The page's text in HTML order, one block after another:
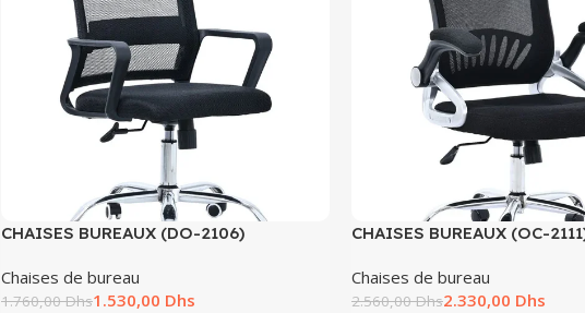
CHAISES BUREAUX (DO-2106)
Chaises de bureau
1.760,00Dhs1.530,00 Dhs
CHAISES BUREAUX (OC-
Chaises de bureau
2.560,00Dhs2.330,00 Dhs